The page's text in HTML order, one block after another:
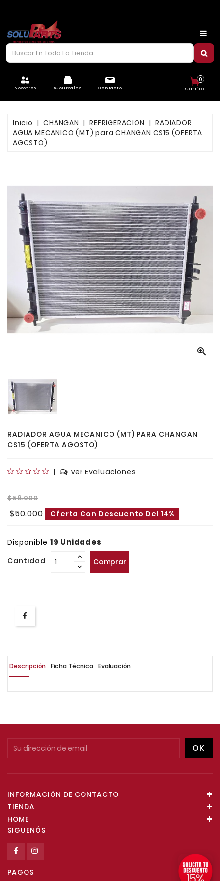
Nosotros Sucursales Contacto Carrito
0
CARROCERÍA
ELÉCTRICO
FRENOS
LUBRICANTES
REFRIGERACIÓN
SUSPENSIÓN
Inicio CHANGAN REFRIGERACION
RADIADOR
AGUA MECANICO (MT) para CHANGAN CS15 (OFERTA
AGOSTO)

RADIADOR AGUA MECANICO (MT) PARA CHANGAN
CS15 (OFERTA AGOSTO)
| Ver Evaluaciones
$58.000
$50.000 Oferta Con Descuento Del 14%
Disponible 19 Unidades
Cantidad Comprar
Descripción Ficha Técnica Evaluación
INFORMACIÓN DE CONTACTO
TIENDA
HOME
SIGUENÓS
PAGOS